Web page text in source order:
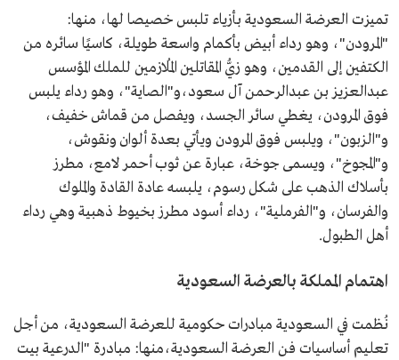
تميزت العرضة السعودية بأزياء تلبس خصيصا لها، منها:
"المرودن"، وهو رداء أبيض بأكمام واسعة طويلة، كاسيًا سائره من
الكتفين إلى القدمين، وهو زيُّ المقاتلين المُلازمين للملك المؤسس
عبدالعزيز بن عبدالرحمن آل سعود،و"الصاية"، وهو رداء يلبس
فوق المرودن، يغطي سائر الجسد، ويفصل من قماش خفيف،
و"الزبون"، ويلبس فوق المرودن ويأتي بعدة ألوان ونقوش،
و"المجوخ"، ويسمى جوخة، عبارة عن ثوب أحمر لامع، مطرز
بأسلاك الذهب على شكل رسوم، يلبسه عادة القادة والملوك
والفرسان، و"الفرملية"، رداء أسود مطرز بخيوط ذهبية وهي رداء
أهل الطبول.
اهتمام المملكة بالعرضة السعودية
نُظمت في السعودية مبادرات حكومية للعرضة السعودية، من أجل
تعليم أساسيات فن العرضة السعودية،منها: مبادرة "الدرعية بيت